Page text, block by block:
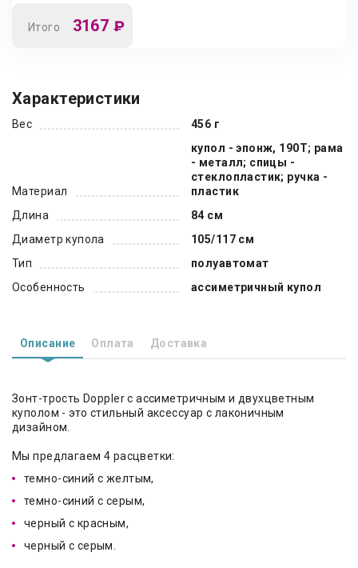
Итого 3167 ₽
Характеристики
Вес 456 г
Материал
купол - эпонж, 190T; рама
- металл; спицы -
стеклопластик; ручка -
пластик
Длина
84 см
Диаметр купола
105/117 см
Тип
полуавтомат
Особенность
ассиметричный купол
Описание Оплата Доставка
Зонт-трость Doppler с ассиметричным и двухцветным
куполом - это стильный аксессуар с лаконичным
дизайном.
Мы предлагаем 4 расцветки:
темно-синий с желтым,
темно-синий с серым,
черный с красным,
черный с серым.